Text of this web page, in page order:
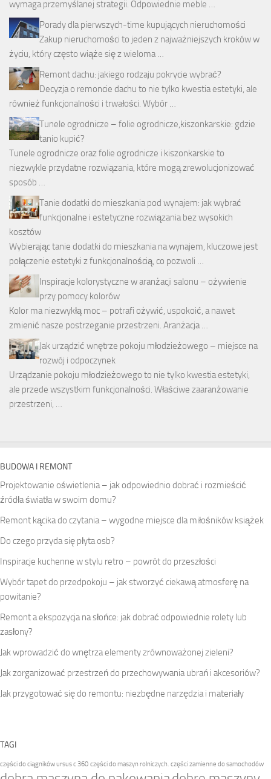
wymaga przemyślanej strategii. Odpowiednie meble …
Porady dla pierwszych-time kupujących nieruchomości
Zakup nieruchomości to jeden z najważniejszych kroków w
życiu, który często wiąże się z wieloma …
Remont dachu: jakiego rodzaju pokrycie wybrać?
Decyzja o remoncie dachu to nie tylko kwestia estetyki, ale
również funkcjonalności i trwałości. Wybór …
Tunele ogrodnicze – folie ogrodnicze,kiszonkarskie: gdzie
tanio kupić?
Tunele ogrodnicze oraz folie ogrodnicze i kiszonkarskie to
niezwykle przydatne rozwiązania, które mogą zrewolucjonizować
sposób …
Tanie dodatki do mieszkania pod wynajem: jak wybrać
funkcjonalne i estetyczne rozwiązania bez wysokich
kosztów
Wybierając tanie dodatki do mieszkania na wynajem, kluczowe jest
połączenie estetyki z funkcjonalnością, co pozwoli …
Inspiracje kolorystyczne w aranżacji salonu – ożywienie
przy pomocy kolorów
Kolor ma niezwykłą moc – potrafi ożywić, uspokoić, a nawet
zmienić nasze postrzeganie przestrzeni. Aranżacja …
Jak urządzić wnętrze pokoju młodzieżowego – miejsce na
rozwój i odpoczynek
Urządzanie pokoju młodzieżowego to nie tylko kwestia estetyki,
ale przede wszystkim funkcjonalności. Właściwe zaaranżowanie
przestrzeni, …
BUDOWA I REMONT
Projektowanie oświetlenia – jak odpowiednio dobrać i rozmieścić
źródła światła w swoim domu?
Remont kącika do czytania – wygodne miejsce dla miłośników książek
Do czego przyda się płyta osb?
Inspiracje kuchenne w stylu retro – powrót do przeszłości
Wybór tapet do przedpokoju – jak stworzyć ciekawą atmosferę na
powitanie?
Remont a ekspozycja na słońce: jak dobrać odpowiednie rolety lub
zasłony?
Jak wprowadzić do wnętrza elementy zrównoważonej zieleni?
Jak zorganizować przestrzeń do przechowywania ubrań i akcesoriów?
Jak przygotować się do remontu: niezbędne narzędzia i materiały
TAGI
części do ciągników ursus c 360 części do maszyn rolniczych. części zamienne do samochodów